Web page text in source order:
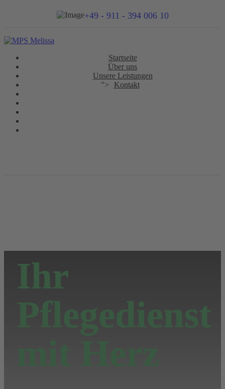
+49 - 911 - 394 006 10
Startseite
Über uns
Unsere Leistungen
">
Kontakt
Ihr
Pflegedienst